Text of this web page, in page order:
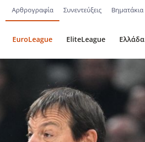
Αρθρογραφία Συνεντεύξεις Βηματάκια
EuroLeague EliteLeague Ελλάδα